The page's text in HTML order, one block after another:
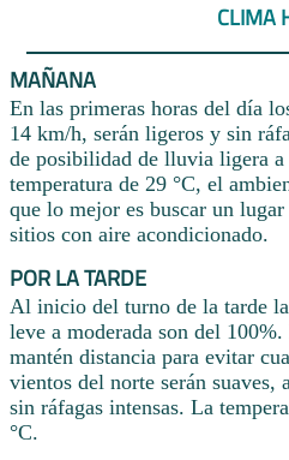
CLIMA
MAÑANA
En las primeras horas del día
14 km/h, serán ligeros y sin
de posibilidad de lluvia ligera a
temperatura de 29 °C, el
que lo mejor es buscar un lugar
sitios con aire acondicionado.
POR LA TARDE
Al inicio del turno de la tarde
leve a moderada son del
mantén distancia para evitar
vientos del norte serán suaves,
sin ráfagas intensas. La
°C.